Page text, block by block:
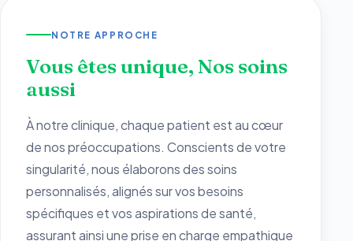
NOTRE APPROCHE
Vous êtes unique, Nos soins
aussi
À notre clinique, chaque patient est au cœur
de nos préoccupations. Conscients de votre
singularité, nous élaborons des soins
personnalisés, alignés sur vos besoins
spécifiques et vos aspirations de santé,
assurant ainsi une prise en charge empathique